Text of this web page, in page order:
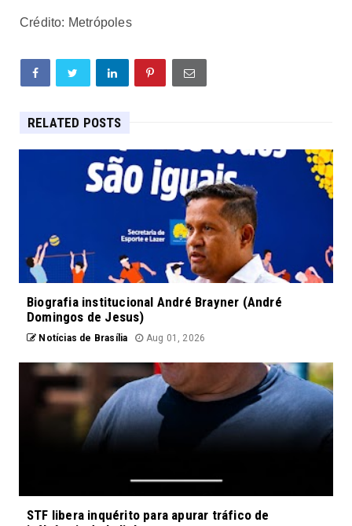
Crédito: Metrópoles
RELATED POSTS
Biografia institucional André Brayner (André
Domingos de Jesus)
Notícias de Brasília Aug 01, 2026
STF libera inquérito para apurar tráfico de